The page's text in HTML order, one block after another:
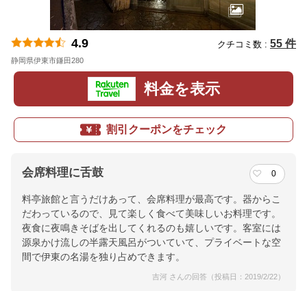
4.9 クチコミ数 : 55 件
静岡県伊東市鎌田280
料金を表示
割引クーポンをチェック
会席料理に舌鼓 0
料亭旅館と言うだけあって、会席料理が最高です。器からこ
だわっているので、見て楽しく食べて美味しいお料理です。
夜食に夜鳴きそばを出してくれるのも嬉しいです。客室には
源泉かけ流しの半露天風呂がついていて、プライベートな空
間で伊東の名湯を独り占めできます。
吉河 さんの回答（投稿日：2019/2/22）